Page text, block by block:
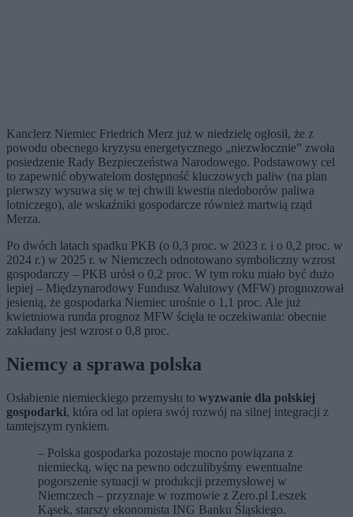
Kanclerz Niemiec Friedrich Merz już w niedzielę ogłosił, że z
powodu obecnego kryzysu energetycznego „niezwłocznie” zwoła
posiedzenie Rady Bezpieczeństwa Narodowego. Podstawowy cel
to zapewnić obywatelom dostępność kluczowych paliw (na plan
pierwszy wysuwa się w tej chwili kwestia niedoborów paliwa
lotniczego), ale wskaźniki gospodarcze również martwią rząd
Merza.
Po dwóch latach spadku PKB (o 0,3 proc. w 2023 r. i o 0,2 proc. w
2024 r.) w 2025 r. w Niemczech odnotowano symboliczny wzrost
gospodarczy – PKB urósł o 0,2 proc. W tym roku miało być dużo
lepiej – Międzynarodowy Fundusz Walutowy (MFW) prognozował
jesienią, że gospodarka Niemiec urośnie o 1,1 proc. Ale już
kwietniowa runda prognoz MFW ścięła te oczekiwania: obecnie
zakładany jest wzrost o 0,8 proc.
Niemcy a sprawa polska
Osłabienie niemieckiego przemysłu to wyzwanie dla polskiej
gospodarki, która od lat opiera swój rozwój na silnej integracji z
tamtejszym rynkiem.
– Polska gospodarka pozostaje mocno powiązana z
niemiecką, więc na pewno odczulibyśmy ewentualne
pogorszenie sytuacji w produkcji przemysłowej w
Niemczech – przyznaje w rozmowie z Zero.pl Leszek
Kąsek, starszy ekonomista ING Banku Śląskiego.